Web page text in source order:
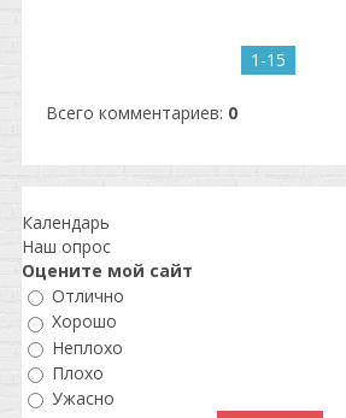
1-15
Всего комментариев: 0
Календарь
Наш опрос
Оцените мой сайт
Отлично
Хорошо
Неплохо
Плохо
Ужасно